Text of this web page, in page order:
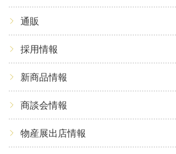
通販
採用情報
新商品情報
商談会情報
物産展出店情報